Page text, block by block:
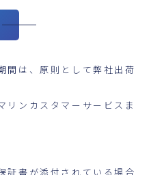
間は、原則として弊社出荷
リンカスタマーサービスま
証書が添付されている場合